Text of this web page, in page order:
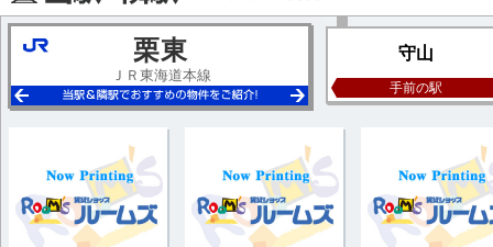
栗東
ＪＲ東海道本線
守山
手前の駅